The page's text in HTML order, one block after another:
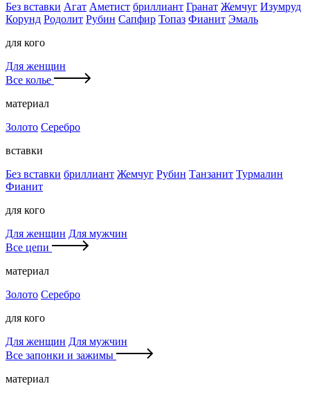
Без вставки Агат Аметист бриллиант Гранат Жемчуг Изумруд
Корунд Родолит Рубин Сапфир Топаз Фианит Эмаль
для кого
Для женщин
Все колье
материал
Золото Серебро
вставки
Без вставки бриллиант Жемчуг Рубин Танзанит Турмалин
Фианит
для кого
Для женщин Для мужчин
Все цепи
материал
Золото Серебро
для кого
Для женщин Для мужчин
Все запонки и зажимы
материал